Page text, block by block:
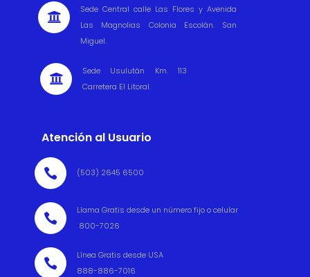

Sede Central calle Las Flores y Avenida
Las Magnolias Colonia Escolán. San
Miguel.

Sede Usulután Km. 113
Carretera El Litoral.
Atención al Usuario
 (503) 2645 6500

Llama Gratis desde un número fijo o celular
800-7026

Línea Gratis desde USA
888-886-7016